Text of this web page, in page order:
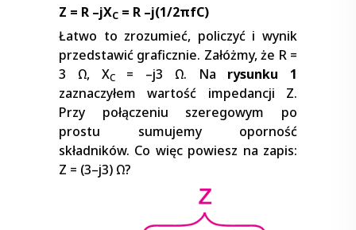
Z = R –jXC = R –j(1/2πfC)
Łatwo to zrozumieć, policzyć i wynik
przedstawić graficznie. Załóżmy, że R =
3 Ω, XC= –j3 Ω. Na rysunku 1
zaznaczyłem wartość impedancji Z.
Przy połączeniu szeregowym po
prostu sumujemy oporność
składników. Co więc powiesz na zapis:
Z = (3–j3) Ω?